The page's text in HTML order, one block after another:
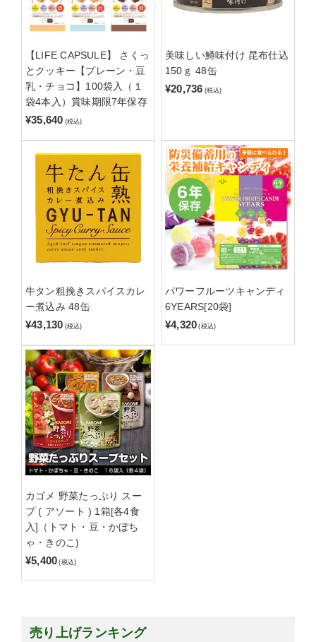
【LIFE CAPSULE】 さくっ
とクッキー【プレーン・豆
乳・チョコ】100袋入（１
袋4本入）賞味期限7年保存
¥35,640 (税込)
美味しい鱒味付け 昆布仕込
150ｇ 48缶
¥20,736 (税込)
牛タン粗挽きスパイスカレ
ー煮込み 48缶
¥43,130 (税込)
パワーフルーツキャンディ
6YEARS[20袋]
¥4,320 (税込)
カゴメ 野菜たっぷり スー
プ ( アソート ) 1箱[各4食
入]（トマト・豆・かぼち
ゃ・きのこ)
¥5,400 (税込)
売り上げランキング